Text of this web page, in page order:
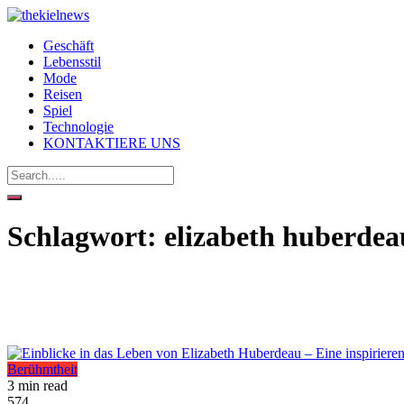
Geschäft
Lebensstil
Mode
Reisen
Spiel
Technologie
KONTAKTIERE UNS
Schlagwort: elizabeth
Berühmtheit
3 min read